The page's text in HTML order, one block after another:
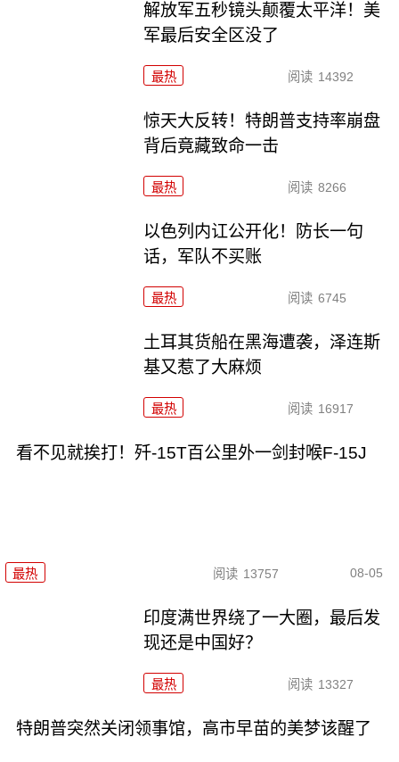
解放军五秒镜头颠覆太平洋！美
军最后安全区没了
最热 阅读 14392
惊天大反转！特朗普支持率崩盘
背后竟藏致命一击
最热 阅读 8266
以色列内讧公开化！防长一句
话，军队不买账
最热 阅读 6745
土耳其货船在黑海遭袭，泽连斯
基又惹了大麻烦
最热 阅读 16917
看不见就挨打！歼-15T百公里外一剑封喉F-15J
最热 阅读 13757 08-05
印度满世界绕了一大圈，最后发
现还是中国好？
最热 阅读 13327
特朗普突然关闭领事馆，高市早苗的美梦该醒了